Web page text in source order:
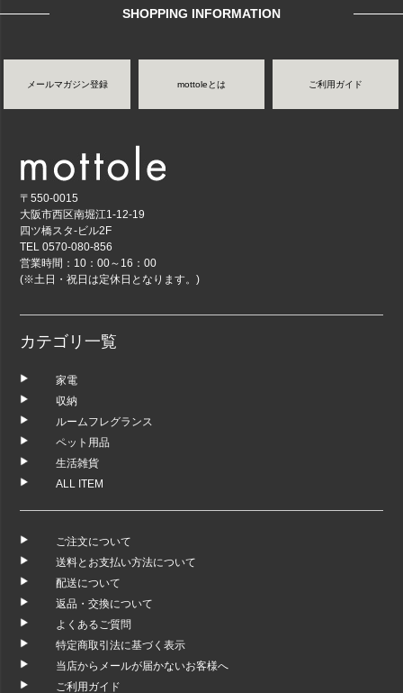
SHOPPING INFORMATION
メールマガジン登録 mottoleとは ご利用ガイド
〒550-0015
大阪市西区南堀江1-12-19
四ツ橋スタ-ビル2F
TEL 0570-080-856
営業時間：10：00～16：00
(※土日・祝日は定休日となります。)
カテゴリ一覧
家電
収納
ルームフレグランス
ペット用品
生活雑貨
ALL ITEM
ご注文について
送料とお支払い方法について
配送について
返品・交換について
よくあるご質問
特定商取引法に基づく表示
当店からメールが届かないお客様へ
ご利用ガイド